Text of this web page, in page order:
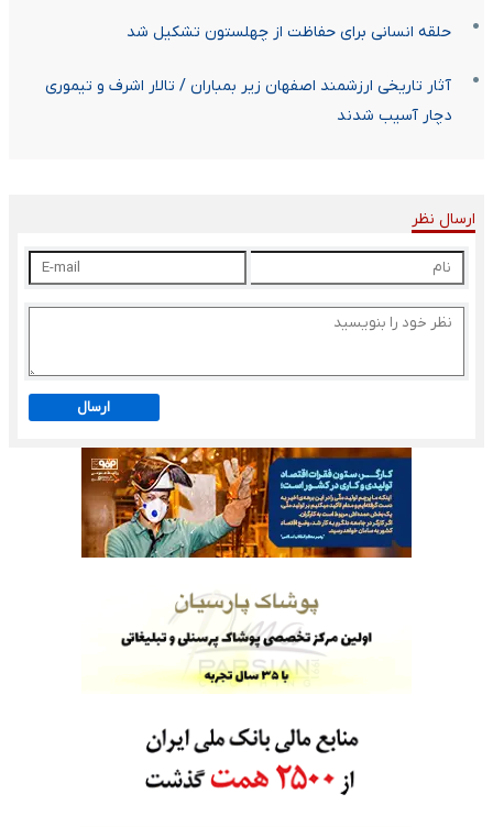
حلقه انسانی برای حفاظت از چهلستون تشکیل شد
آثار تاریخی ارزشمند اصفهان زیر بمباران / تالار اشرف و تیموری
دچار آسیب شدند
ارسال نظر
ارسال